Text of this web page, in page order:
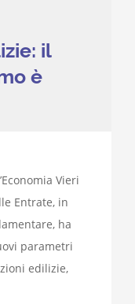
il
è
Vieri
Entrate, in
ha
parametri
edilizie,